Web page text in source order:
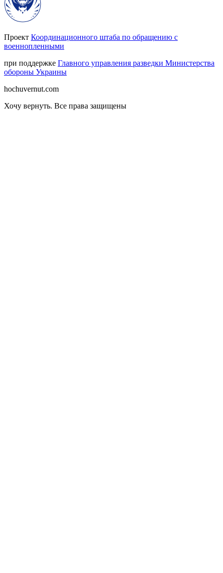
Проект Координационного штаба по обращению с
военнопленными
при поддержке Главного управления разведки Министерства
обороны Украины
hochuvernut.com
Хочу вернуть. Все права защищены